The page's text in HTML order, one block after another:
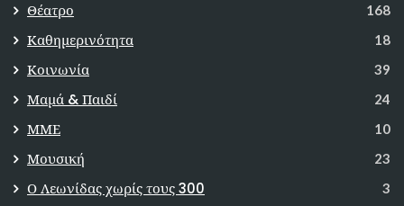
Θέατρο 168
Καθημερινότητα 18
Κοινωνία 39
Μαμά & Παιδί 24
ΜΜΕ 10
Μουσική 23
Ο Λεωνίδας χωρίς τους 300 3